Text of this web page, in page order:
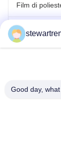
Film di
Film
Good day,